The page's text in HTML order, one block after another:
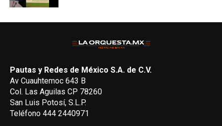
Pautas y Redes de México S.A. de C.V.
Av Cuauhtemoc 643 B
Col. Las Aguilas CP 78260
San Luis Potosí, S.L.P.
Teléfono 444 2440971